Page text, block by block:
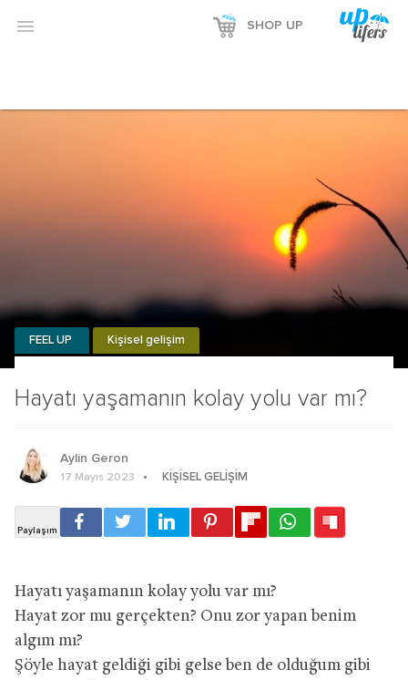
 SHOP UP
Hayatı yaşamanın kolay yolu var mı?
FEEL UP Kişisel gelişim
Aylin Geron
17 Mayıs 2023 KIŞISEL GELIŞIM
Hayatı yaşamanın kolay yolu var mı?
Hayat zor mu gerçekten? Onu zor yapan benim
algım mı?
Şöyle hayat geldiği gibi gelse ben de olduğum gibi